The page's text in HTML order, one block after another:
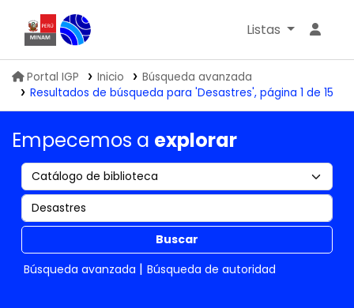
Biblioteca IGP
Listas
Portal IGP Inicio
Búsqueda avanzada
Resultados de búsqueda para 'Desastres', página 1 de 15
Empecemos a explorar
Buscar
Búsqueda avanzada
Búsqueda de autoridad